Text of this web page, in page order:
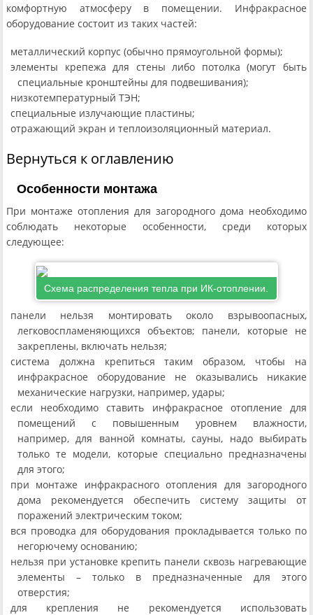
комфортную атмосферу в помещении. Инфракрасное
оборудование состоит из таких частей:
металлический корпус (обычно прямоугольной формы);
элементы крепежа для стены либо потолка (могут быть
специальные кронштейны для подвешивания);
низкотемпературный ТЭН;
специальные излучающие пластины;
отражающий экран и теплоизоляционный материал.
Вернуться к оглавлению
Особенности монтажа
При монтаже отопления для загородного дома необходимо
соблюдать некоторые особенности, среди которых
следующее:
Схема распределения тепла при ИК-отоплении.
панели нельзя монтировать около взрывоопасных,
легковоспламеняющихся объектов; панели, которые не
закреплены, включать нельзя;
система должна крепиться таким образом, чтобы на
инфракрасное оборудование не оказывались никакие
механические нагрузки, например, удары;
если необходимо ставить инфракрасное отопление для
помещений с повышенным уровнем влажности,
например, для ванной комнаты, сауны, надо выбирать
только те модели, которые специально предназначены
для этого;
при монтаже инфракрасного отопления для загородного
дома рекомендуется обеспечить систему защиты от
поражений электрическим током;
вся проводка для оборудования прокладывается только по
негорючему основанию;
нельзя при установке крепить панели сквозь нагревающие
элементы – только в предназначенные для этого
отверстия;
для крепления не рекомендуется использовать